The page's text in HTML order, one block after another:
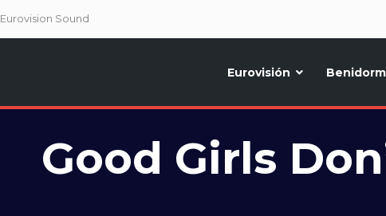
Eurovision Sound
Eurovisión
Good Girls